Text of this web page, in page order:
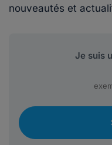
nouveautés et